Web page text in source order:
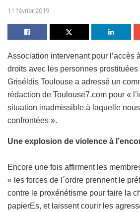
11 février 2019
Association intervenant pour l’accès
droits avec les personnes
Griséldis Toulouse a adressé un
rédaction de Toulouse7.com pour «
situation inadmissible à laquelle
confrontées ».
Une explosion de violence à
Encore une fois affirment les
« les forces de l´ordre prennent le
contre le proxénétisme pour faire la
papierEs, et laissent courir les